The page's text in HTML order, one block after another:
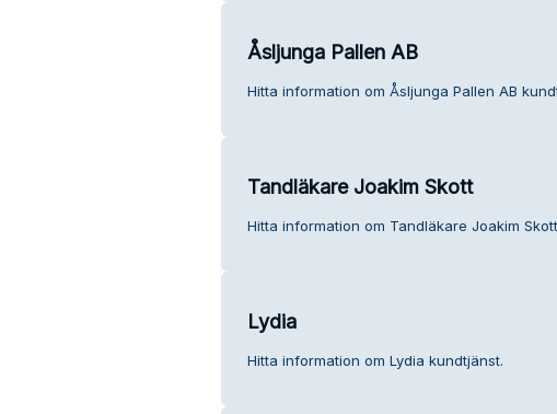
Åsljunga Pallen AB
Hitta information om Åsljunga Pallen AB
Tandläkare Joakim Skott
Hitta information om Tandläkare Joakim
Lydia
Hitta information om Lydia kundtjänst.